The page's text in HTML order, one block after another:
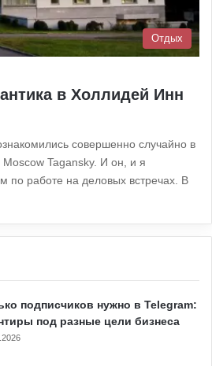
Отдых
в Холлидей Инн
совершенно случайно в
Tagansky. И он, и я
по работе на деловых встречах. В
подписчиков нужно в Telegram:
под разные цели бизнеса